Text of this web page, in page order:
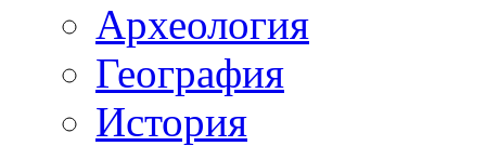
Археология
География
История